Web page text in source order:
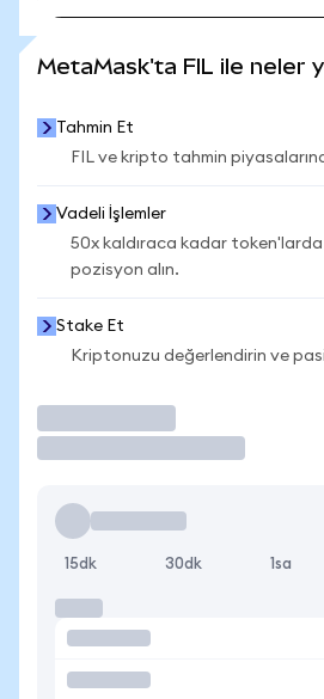
MetaMask'ta FIL ile neler
Tahmin Et
FIL ve kripto tahmin
Vadeli İşlemler
50x kaldıraca kadar token'larda
pozisyon alın.
Stake Et
Kriptonuzu değerlendirin ve
15dk 30dk 1sa